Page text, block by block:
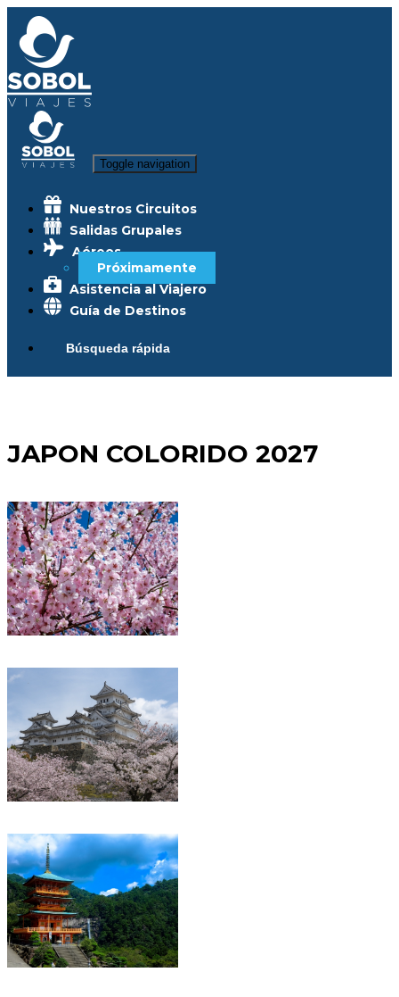
Toggle navigation
Nuestros Circuitos
Salidas Grupales
Aéreos
Próximamente
Asistencia al Viajero
Guía de Destinos
Búsqueda rápida
JAPON COLORIDO 2027